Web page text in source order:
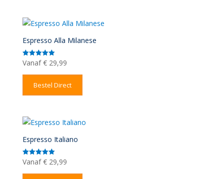
Espresso Alla Milanese
Gewaardeerd
5.00
uit 5
Vanaf €29,99
Bestel Direct
Espresso Italiano
Gewaardeerd
5.00
uit 5
Vanaf €29,99